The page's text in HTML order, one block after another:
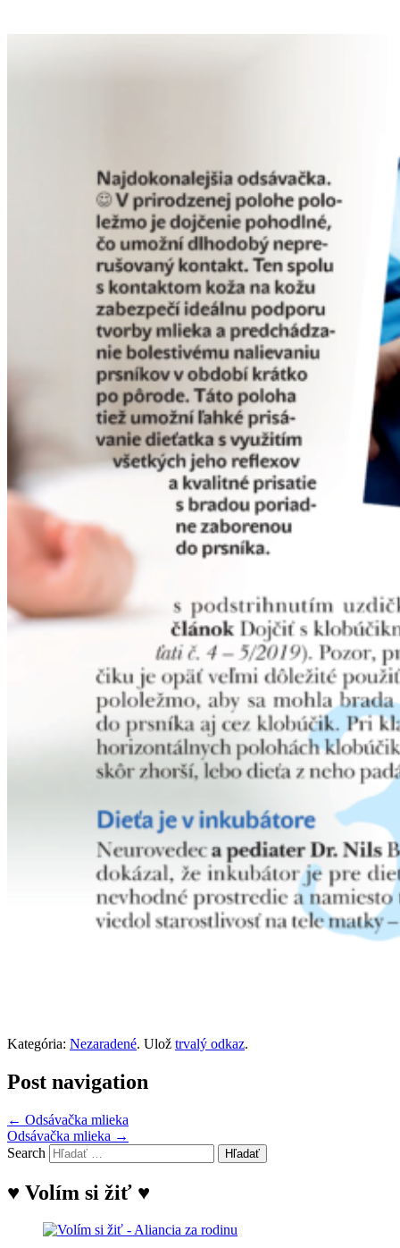
Kategória: Nezaradené. Ulož trvalý odkaz.
Post navigation
← Odsávačka mlieka
Odsávačka mlieka →
Search
♥ Volím si žiť ♥